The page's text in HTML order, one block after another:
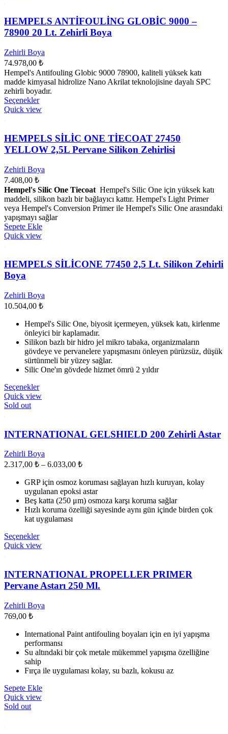
HEMPELS ANTİFOULİNG GLOBİC 9000 –
78900 20 Lt. Zehirli Boya
Zehirli Boya
74.978,00 ₺
Hempel's Antifouling Globic 9000 78900, kaliteli yüksek katı
madde kimyasal hidrolize Nano Akrilat teknolojisine dayalı SPC
zehirli boyadır.
SeçeneklerBu
ürünün
varyasyonu
var.
Seçenekler
sayfasından
seçilebilir
Quick view
HEMPELS SİLİC ONE TİECOAT 27450
YELLOW 2,5L Pervane Silikon Zehirlisi
Zehirli Boya
7.408,00 ₺
Hempel's Silic One Tiecoat Hempel's Silic One için yüksek katı
maddeli, silikon bazlı bir bağlayıcı kattır. Hempel's Light Primer
veya Hempel's Conversion Primer ile Hempel's Silic One arasındaki
yapışmayı sağlar
Sepete Ekle
Quick view
HEMPELS SİLİCONE 77450 2,5 Lt. Silikon Zehirli
Boya
Zehirli Boya
10.504,00 ₺
Hempel's Silic One, biyosit içermeyen, yüksek katı, kirlenme
önleyici bir kaplamadır.
Silikon bazlı bir hidro jel mikro tabaka, organizmaların
gövdeye ve pervanelere yapışmasını önleyen pürüzsüz, düşük
sürtünmeli bir yüzey sağlar.
Silic One'ın gövdede hizmet ömrü 2 yıldır
SeçeneklerBu
ürünün
var.
Seçenekler
ürün
sayfasından
seçilebilir
Quick view
Sold out
INTERNATIONAL GELSHIELD 200 Zehirli Astar
Zehirli Boya
2.317,00 ₺ – 6.033,00 ₺Fiyat
2.317,00 ₺
-
6.033,00 ₺
GRP için osmoz koruması sağlayan hızlı kuruyan, kolay
uygulanan epoksi astar
Beş katta (250 μm) osmoza karşı koruma sağlar
Hızlı koruma özelliği sayesinde aynı gün içinde birden çok
kat uygulaması
SeçeneklerBu
ürünün
varyasyonu
var.
Seçenekler
sayfasından
Quick view
INTERNATIONAL PROPELLER PRIMER
Pervane Astarı 250 Ml.
Zehirli Boya
769,00 ₺
International Paint antifouling boyaları için en iyi yapışma
performansı
Su altındaki bir çok metale mükemmel yapışma özelliğine
sahip
Fırça ile uygulaması kolay, su bazlı, kokusu az
Sepete Ekle
Quick view
Sold out